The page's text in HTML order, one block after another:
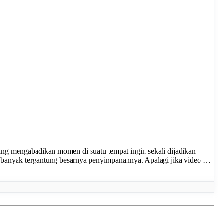
mengabadikan momen di suatu tempat ingin sekali dijadikan
tergantung besarnya penyimpanannya. Apalagi jika video …